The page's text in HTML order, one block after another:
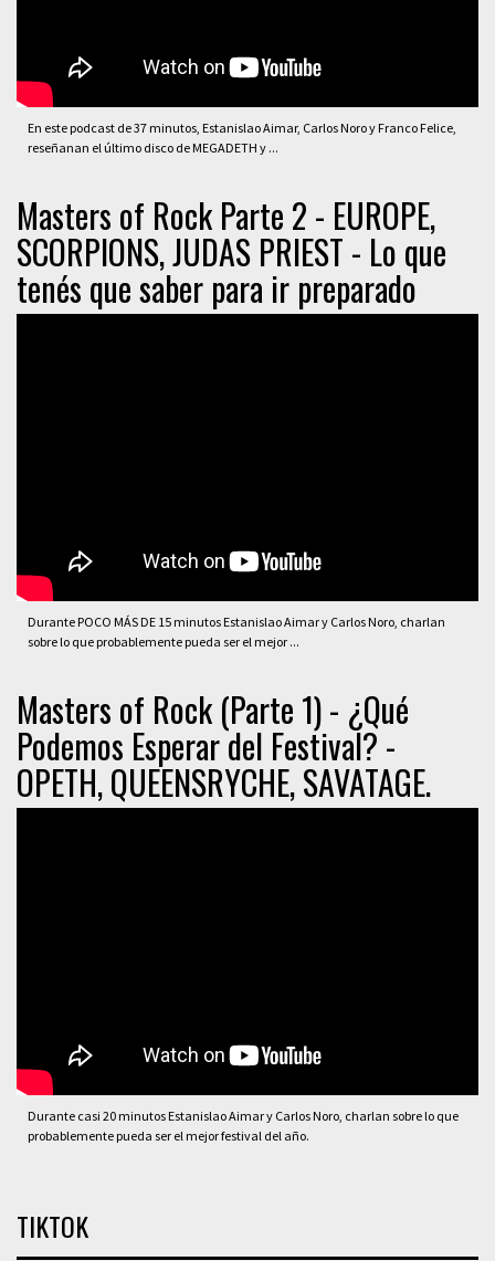
En este podcast de 37 minutos, Estanislao Aimar, Carlos Noro y Franco Felice,
reseñanan el último disco de MEGADETH y ...
Masters of Rock Parte 2 - EUROPE,
SCORPIONS, JUDAS PRIEST - Lo que
tenés que saber para ir preparado
Durante POCO MÁS DE 15 minutos Estanislao Aimar y Carlos Noro, charlan
sobre lo que probablemente pueda ser el mejor ...
Masters of Rock (Parte 1) - ¿Qué
Podemos Esperar del Festival? -
OPETH, QUEENSRYCHE, SAVATAGE.
Durante casi 20 minutos Estanislao Aimar y Carlos Noro, charlan sobre lo que
probablemente pueda ser el mejor festival del año.
TIKTOK